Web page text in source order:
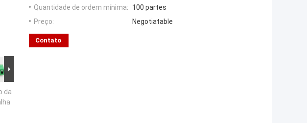
da
Quantidade de ordem mínima:
100 partes
Preço:
Negotiatable
Contato